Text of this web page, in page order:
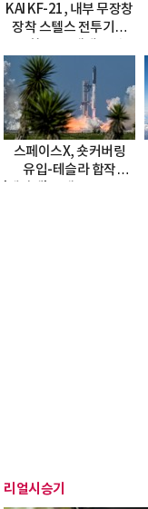
KAI KF-21, 내부 무장창
장착 스텔스 전투기로
스페이스X, 숏커버링
유입-테슬라 합작
리얼시승기